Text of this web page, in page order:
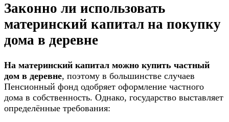
Законно ли использовать
материнский капитал на покупку
дома в деревне
На материнский капитал можно купить частный
дом в деревне, поэтому в большинстве случаев
Пенсионный фонд одобряет оформление частного
дома в собственность. Однако, государство выставляет
определённые требования: